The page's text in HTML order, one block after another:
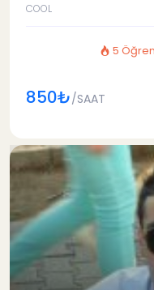
COOL
5
850₺/SAAT